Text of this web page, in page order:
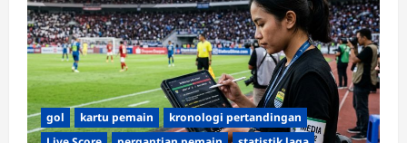
gol kartu pemain
kronologi pertandingan